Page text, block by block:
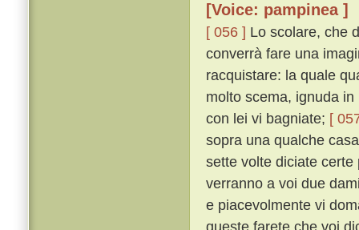
[Voice: pampinea ]
[ 056 ] Lo scolare, che
converrà fare una
racquistare: la quale
molto scema, ignuda
con lei vi bagniate; [
sopra una qualche
sette volte diciate
verranno a voi due
e piacevolmente vi
queste farete che voi